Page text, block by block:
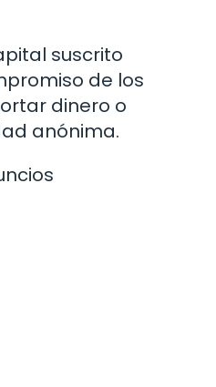
suscrito
de los
dinero o
anónima.